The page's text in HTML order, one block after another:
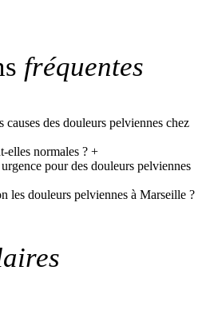
fréquentes
des douleurs pelviennes chez
elles normales ? +
pour des douleurs pelviennes
les douleurs pelviennes à Marseille ?